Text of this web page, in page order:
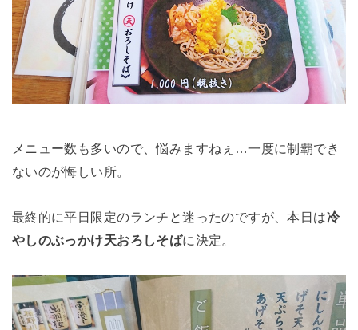
メニュー数も多いので、悩みますねぇ…一度に制覇でき
ないのが悔しい所。
最終的に平日限定のランチと迷ったのですが、本日は冷
やしのぶっかけ天おろしそばに決定。